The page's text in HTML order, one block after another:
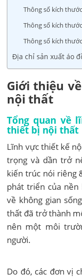
Thông số kích
Thông số kích
Thông số kích
Địa chỉ sản xuất áo
Giới thiệu
nội thất
Tổng quan về
thiết bị nội thất
Lĩnh vực thiết kế
trọng và dần trở
kiến trúc nói riêng
phát triển của nền
về không gian
thất đã trở thành
nên một môi
người.
Do đó, các đơn vị